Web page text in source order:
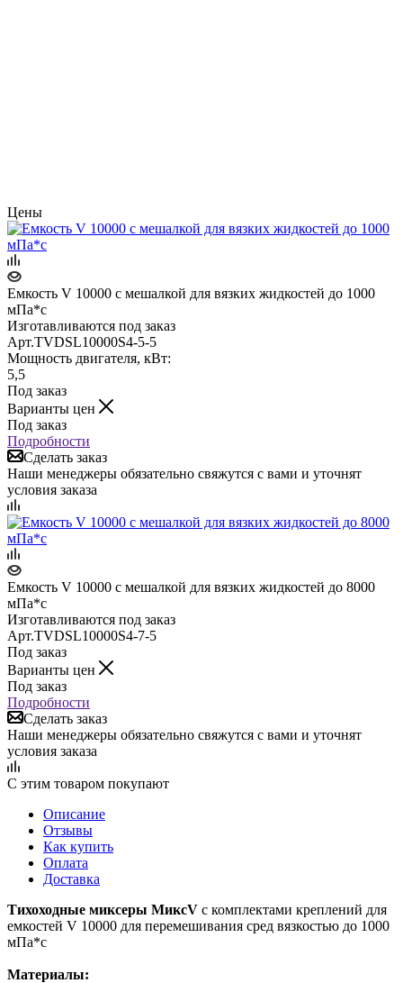
Цены
Емкость V 10000 с мешалкой для вязких жидкостей до 1000
мПа*с
Изготавливаются под заказ
Арт.TVDSL10000S4-5-5
Мощность двигателя, кВт:
5,5
Под заказ
Варианты цен
Под заказ
Подробности
Сделать заказ
Наши менеджеры обязательно свяжутся с вами и уточнят
условия заказа
Емкость V 10000 с мешалкой для вязких жидкостей до 8000
мПа*с
Изготавливаются под заказ
Арт.TVDSL10000S4-7-5
Под заказ
Варианты цен
Под заказ
Подробности
Сделать заказ
Наши менеджеры обязательно свяжутся с вами и уточнят
условия заказа
С этим товаром покупают
Описание
Отзывы
Как купить
Оплата
Доставка
Тихоходные миксеры МиксV с комплектами креплений для
емкостей V 10000 для перемешивания сред вязкостью до 1000
мПа*с
Материалы: